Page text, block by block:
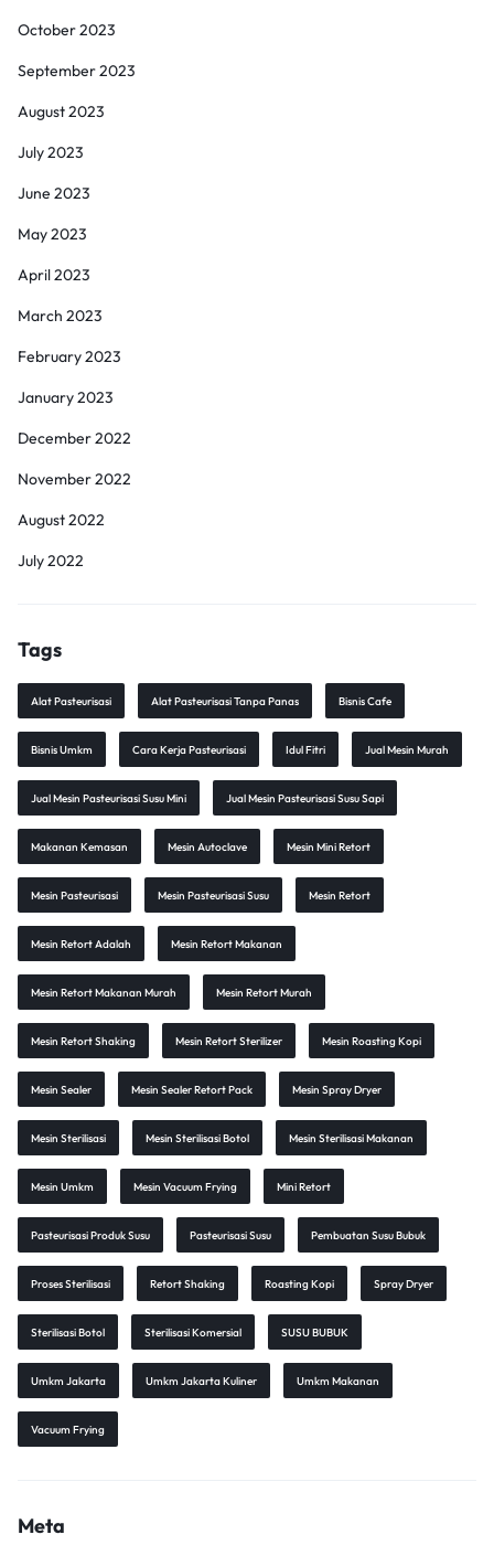
October 2023
September 2023
August 2023
July 2023
June 2023
May 2023
April 2023
March 2023
February 2023
January 2023
December 2022
November 2022
August 2022
July 2022
Tags
Alat Pasteurisasi Alat Pasteurisasi Tanpa Panas Bisnis Cafe
Bisnis Umkm Cara Kerja Pasteurisasi Idul Fitri Jual Mesin Murah
Jual Mesin Pasteurisasi Susu Mini Jual Mesin Pasteurisasi Susu Sapi
Makanan Kemasan Mesin Autoclave Mesin Mini Retort
Mesin Pasteurisasi Mesin Pasteurisasi Susu Mesin Retort
Mesin Retort Adalah Mesin Retort Makanan
Mesin Retort Makanan Murah Mesin Retort Murah
Mesin Retort Shaking Mesin Retort Sterilizer Mesin Roasting Kopi
Mesin Sealer Mesin Sealer Retort Pack Mesin Spray Dryer
Mesin Sterilisasi Mesin Sterilisasi Botol Mesin Sterilisasi Makanan
Mesin Umkm Mesin Vacuum Frying Mini Retort
Pasteurisasi Produk Susu Pasteurisasi Susu Pembuatan Susu Bubuk
Proses Sterilisasi Retort Shaking Roasting Kopi Spray Dryer
Sterilisasi Botol Sterilisasi Komersial SUSU BUBUK
Umkm Jakarta Umkm Jakarta Kuliner Umkm Makanan
Vacuum Frying
Meta